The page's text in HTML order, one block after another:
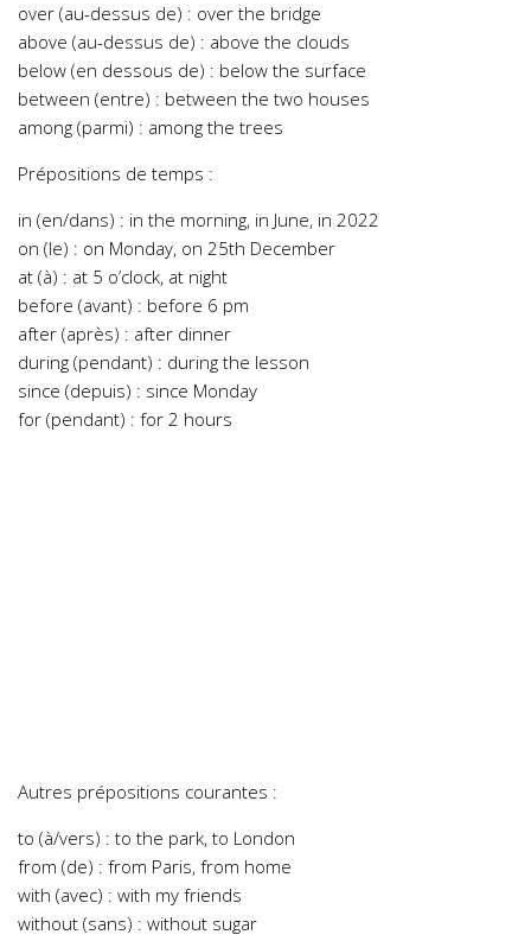
over (au-dessus de) : over the bridge
above (au-dessus de) : above the clouds
below (en dessous de) : below the surface
between (entre) : between the two houses
among (parmi) : among the trees
Prépositions de temps :
in (en/dans) : in the morning, in June, in 2022
on (le) : on Monday, on 25th December
at (à) : at 5 o’clock, at night
before (avant) : before 6 pm
after (après) : after dinner
during (pendant) : during the lesson
since (depuis) : since Monday
for (pendant) : for 2 hours
Autres prépositions courantes :
to (à/vers) : to the park, to London
from (de) : from Paris, from home
with (avec) : with my friends
without (sans) : without sugar